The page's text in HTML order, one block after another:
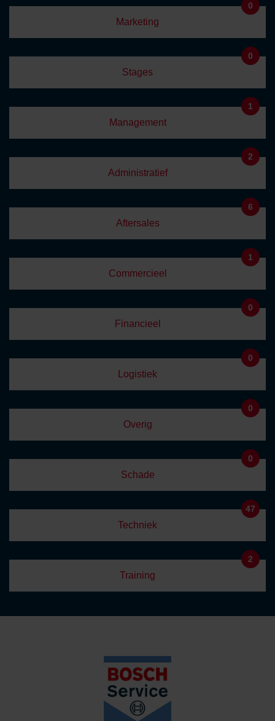
Marketing
0
Stages
0
Management
1
Administratief
2
Aftersales
6
Commercieel
1
Financieel
0
Logistiek
0
Overig
0
Schade
0
Techniek
47
Training
2